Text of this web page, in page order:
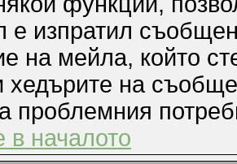
е изпратил
на мейла, който
хедърите на
проблемния
в началото